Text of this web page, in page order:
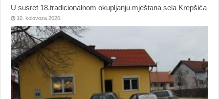
U susret 18.tradicionalnom okupljanju mještana sela Krepšića
10. kolovoza 2026.